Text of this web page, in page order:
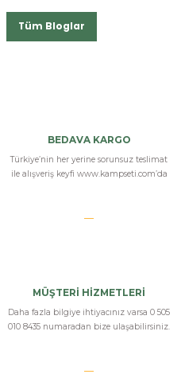
Tüm Bloglar
BEDAVA KARGO
Türkiye’nin her yerine sorunsuz teslimat
ile alışveriş keyfi www.kampseti.com’da
MÜŞTERİ HİZMETLERİ
Daha fazla bilgiye ihtiyacınız varsa 0 505
010 8435 numaradan bize ulaşabilirsiniz.